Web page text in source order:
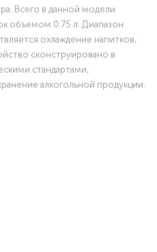
Всего в данной модели
объемом 0.75 л. Диапазон
охлаждение напитков,
сконструировано в
стандартами,
алкогольной продукции.